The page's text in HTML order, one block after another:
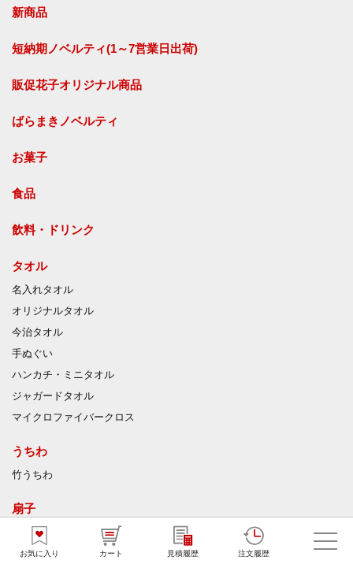
お気に入り カート 見積履歴 注文履歴
新商品
短納期ノベルティ(1～7営業日出荷)
販促花子オリジナル商品
ばらまきノベルティ
お菓子
食品
飲料・ドリンク
タオル
名入れタオル
オリジナルタオル
今治タオル
手ぬぐい
ハンカチ・ミニタオル
ジャガードタオル
マイクロファイバークロス
うちわ
竹うちわ
扇子
ハンディファン